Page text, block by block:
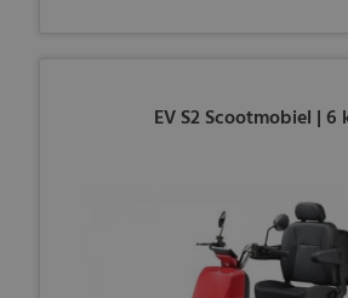
EV S2 Scootmobiel | 6